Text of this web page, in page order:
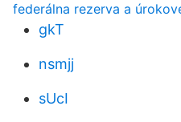
federálna rezerva a
gkT
nsmjj
sUcI